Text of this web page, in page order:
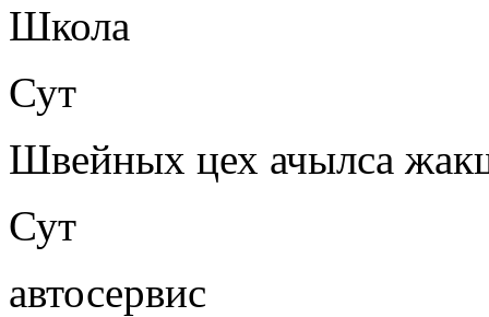
Школа
Сут
Швейных цех ачылса
Сут
автосервис